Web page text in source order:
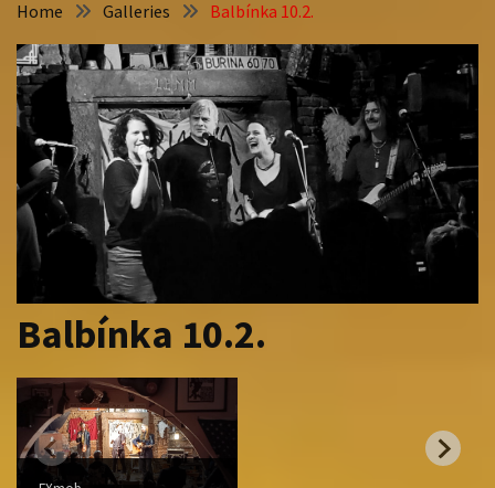
Home Galleries Balbínka 10.2.
Balbínka 10.2.